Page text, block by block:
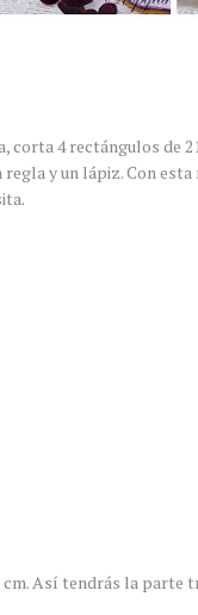
corta 4 rectángulos de
y un lápiz. Con esta
Así tendrás la parte